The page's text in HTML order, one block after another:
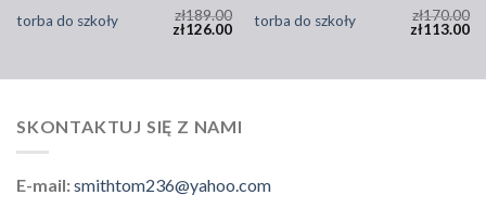
torba do szkoły zł189.00
zł126.00 torba do szkoły zł170.00
zł113.00
SKONTAKTUJ SIĘ Z NAMI
E-mail:smithtom236@yahoo.com